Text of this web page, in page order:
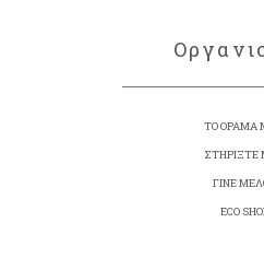
ΤΟ ΟΡΑΜΑ
ΣΤΗΡΙΞΤΕ
ΓΙΝΕ
ECO